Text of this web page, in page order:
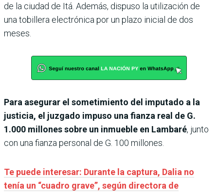
de la ciudad de Itá. Además, dispuso la utilización de
una tobillera electrónica por un plazo inicial de dos
meses.
Para asegurar el sometimiento del imputado a la
justicia, el juzgado impuso una fianza real de G.
1.000 millones sobre un inmueble en Lambaré, junto
con una fianza personal de G. 100 millones.
Te puede interesar: Durante la captura, Dalia no
tenía un “cuadro grave”, según directora de